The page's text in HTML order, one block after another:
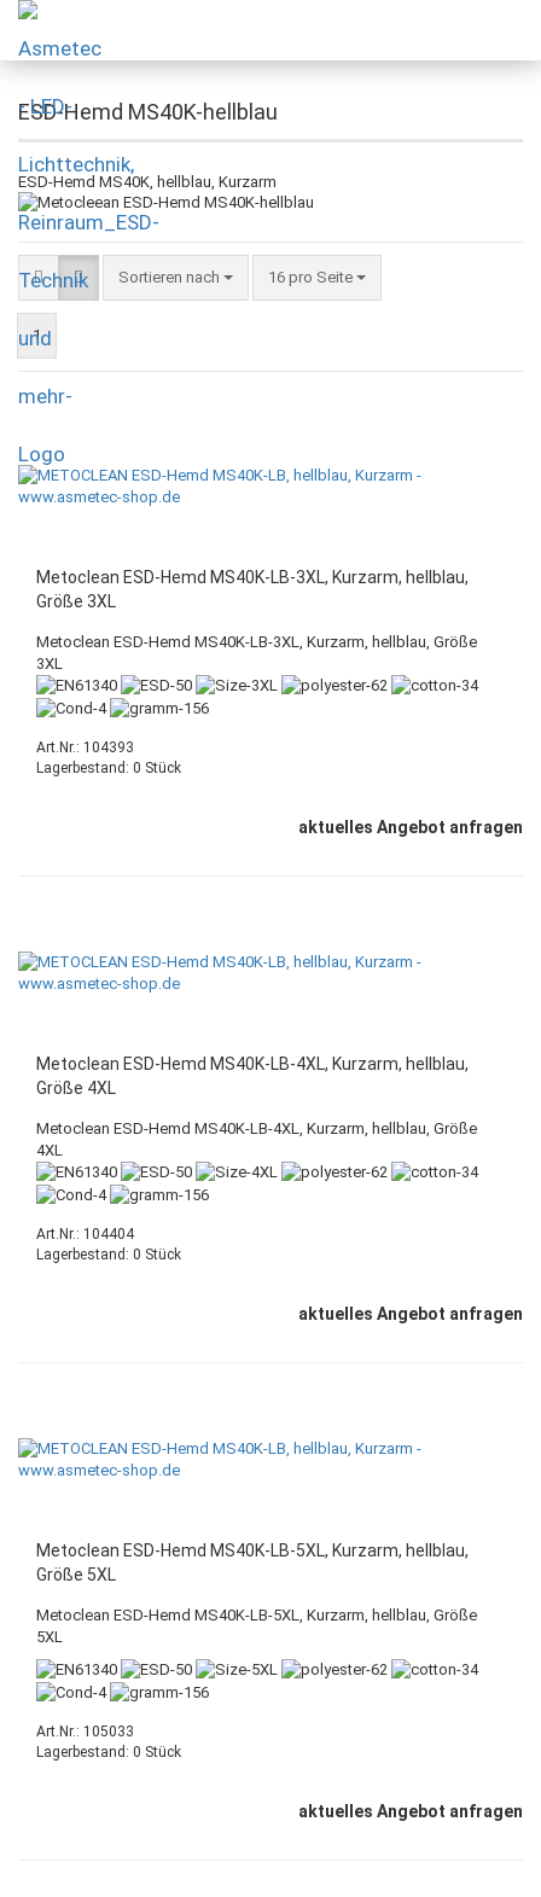
ESD-Hemd MS40K-hellblau
ESD-Hemd MS40K, hellblau, Kurzarm
Sortieren nach 16 pro Seite
1
Metoclean ESD-Hemd MS40K-LB-3XL, Kurzarm, hellblau,
Größe 3XL
Metoclean ESD-Hemd MS40K-LB-3XL, Kurzarm, hellblau, Größe
3XL
Art.Nr.: 104393
Lagerbestand: 0 Stück
aktuelles Angebot anfragen
Metoclean ESD-Hemd MS40K-LB-4XL, Kurzarm, hellblau,
Größe 4XL
Metoclean ESD-Hemd MS40K-LB-4XL, Kurzarm, hellblau, Größe
4XL
Art.Nr.: 104404
Lagerbestand: 0 Stück
aktuelles Angebot anfragen
Metoclean ESD-Hemd MS40K-LB-5XL, Kurzarm, hellblau,
Größe 5XL
Metoclean ESD-Hemd MS40K-LB-5XL, Kurzarm, hellblau, Größe
5XL
Art.Nr.: 105033
Lagerbestand: 0 Stück
aktuelles Angebot anfragen